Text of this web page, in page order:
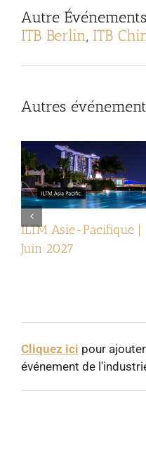
Autre
ITB Berlin, ITB
Autres
ILTM Asie-Pacifique |
Juin 2027
Cliquez ici pour
événement de